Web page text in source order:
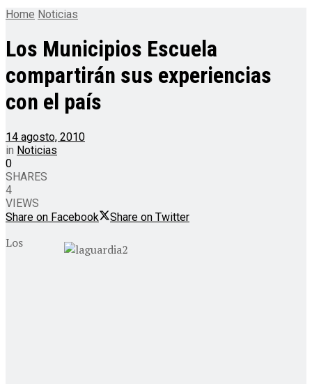
Home Noticias
Los Municipios Escuela
compartirán sus experiencias
con el país
14 agosto, 2010
in Noticias
0
SHARES
4
VIEWS
Share on Facebook
Share on Twitter
Los